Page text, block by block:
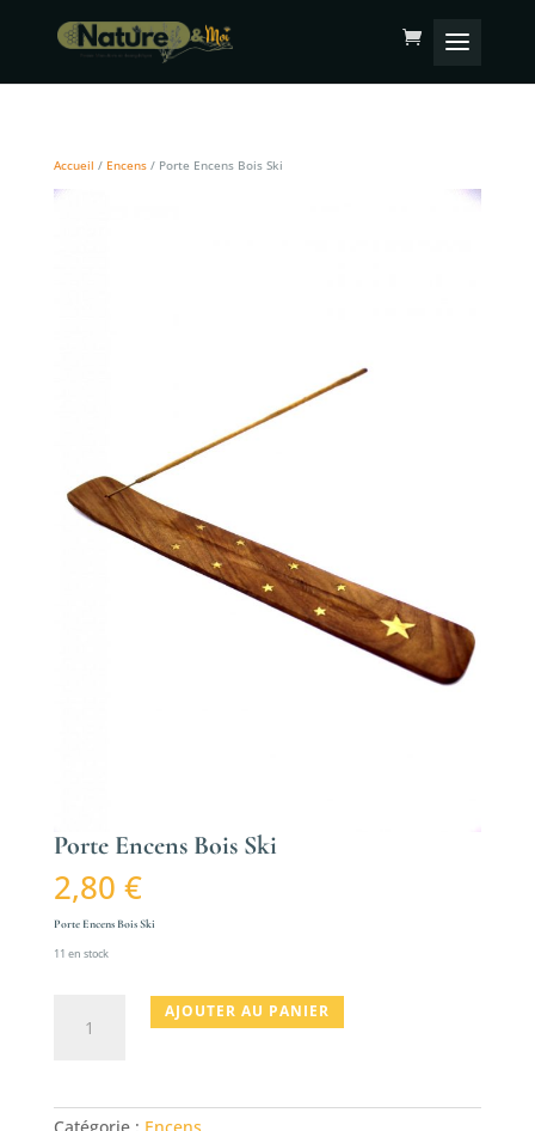
Accueil / Encens/ Porte Encens Bois Ski
Porte Encens Bois Ski
2,80 €
Porte Encens Bois Ski
11 en stock
Ski
AJOUTER AU PANIER
Catégorie : Encens